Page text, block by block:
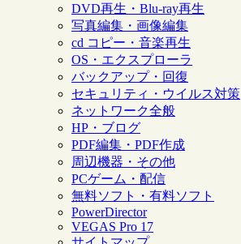
DVD再生・Blu-ray再生
写真編集・画像編集
cd コピー・音楽再生
OS・エクスプローラ
バックアップ・回復
セキュリティ・ウイルス対策
ネットワーク全般
HP・ブログ
PDF編集・PDF作成
周辺機器・その他
PCゲーム・配信
無料ソフト・有料ソフト
PowerDirector
VEGAS Pro 17